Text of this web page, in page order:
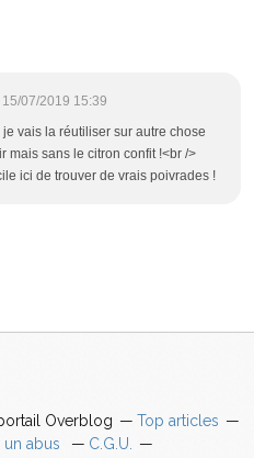
15/07/2019 15:39
je vais la réutiliser sur autre chose
mais sans le citron confit !<br />
ici de trouver de vrais poivrades !
Overblog
Top articles
un abus
C.G.U.